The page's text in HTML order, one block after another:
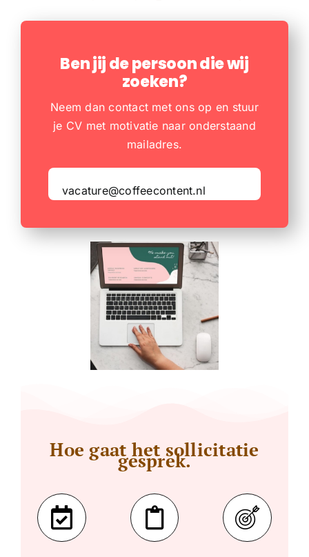
Ben jij de persoon die wij
zoeken?
Neem dan contact met ons op en stuur
je CV met motivatie naar onderstaand
mailadres.
vacature@coffeecontent.nl
Hoe gaat het sollicitatie
gesprek.